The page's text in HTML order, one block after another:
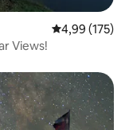
Průměrné
4,99 (175)
Views!